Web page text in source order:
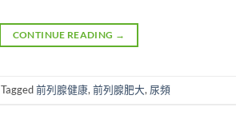
CONTINUE READING →
Tagged前列腺健康, 前列腺肥大, 尿頻